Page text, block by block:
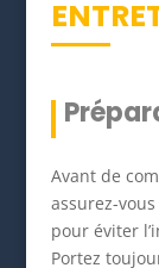
Avant de
assurez-
pour éviter
Portez